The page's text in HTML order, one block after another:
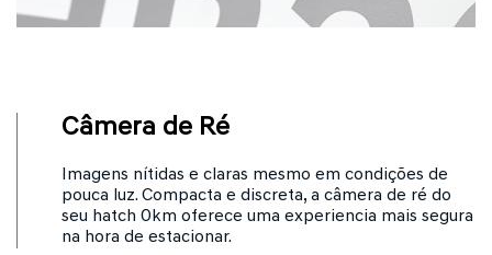
Câmera de Ré
Imagens nítidas e claras mesmo em condições de
pouca luz. Compacta e discreta, a câmera de ré do
seu hatch 0km oferece uma experiencia mais segura
na hora de estacionar.